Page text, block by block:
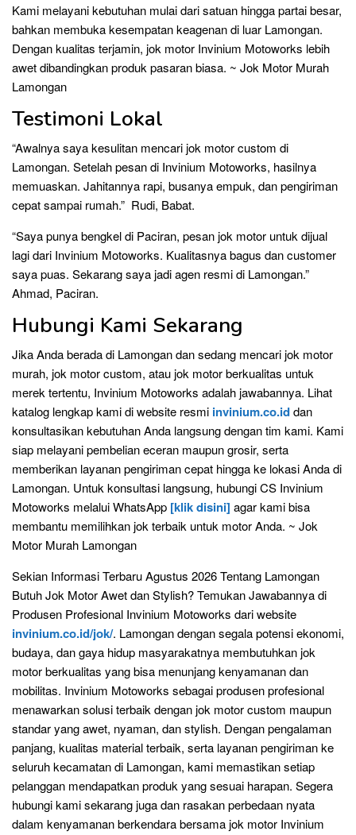
Kami melayani kebutuhan mulai dari satuan hingga partai besar,
bahkan membuka kesempatan keagenan di luar Lamongan.
Dengan kualitas terjamin, jok motor Invinium Motoworks lebih
awet dibandingkan produk pasaran biasa. ~ Jok Motor Murah
Lamongan
Testimoni Lokal
“Awalnya saya kesulitan mencari jok motor custom di
Lamongan. Setelah pesan di Invinium Motoworks, hasilnya
memuaskan. Jahitannya rapi, busanya empuk, dan pengiriman
cepat sampai rumah.” Rudi, Babat.
“Saya punya bengkel di Paciran, pesan jok motor untuk dijual
lagi dari Invinium Motoworks. Kualitasnya bagus dan customer
saya puas. Sekarang saya jadi agen resmi di Lamongan.”
Ahmad, Paciran.
Hubungi Kami Sekarang
Jika Anda berada di Lamongan dan sedang mencari jok motor
murah, jok motor custom, atau jok motor berkualitas untuk
merek tertentu, Invinium Motoworks adalah jawabannya. Lihat
katalog lengkap kami di website resmi invinium.co.iddan
konsultasikan kebutuhan Anda langsung dengan tim kami. Kami
siap melayani pembelian eceran maupun grosir, serta
memberikan layanan pengiriman cepat hingga ke lokasi Anda di
Lamongan. Untuk konsultasi langsung, hubungi CS Invinium
Motoworks melalui WhatsApp [klik disini] agar kami bisa
membantu memilihkan jok terbaik untuk motor Anda. ~ Jok
Motor Murah Lamongan
Sekian Informasi Terbaru Agustus 2026 Tentang Lamongan
Butuh Jok Motor Awet dan Stylish? Temukan Jawabannya di
Produsen Profesional Invinium Motoworks dari website
invinium.co.id/jok/. Lamongan dengan segala potensi ekonomi,
budaya, dan gaya hidup masyarakatnya membutuhkan jok
motor berkualitas yang bisa menunjang kenyamanan dan
mobilitas. Invinium Motoworks sebagai produsen profesional
menawarkan solusi terbaik dengan jok motor custom maupun
standar yang awet, nyaman, dan stylish. Dengan pengalaman
panjang, kualitas material terbaik, serta layanan pengiriman ke
seluruh kecamatan di Lamongan, kami memastikan setiap
pelanggan mendapatkan produk yang sesuai harapan. Segera
hubungi kami sekarang juga dan rasakan perbedaan nyata
dalam kenyamanan berkendara bersama jok motor Invinium